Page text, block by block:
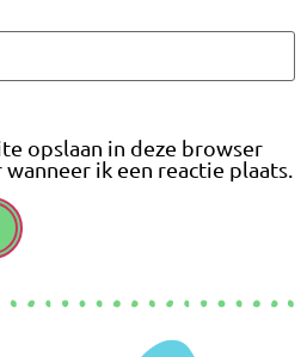
opslaan in deze browser
ik een reactie plaats.